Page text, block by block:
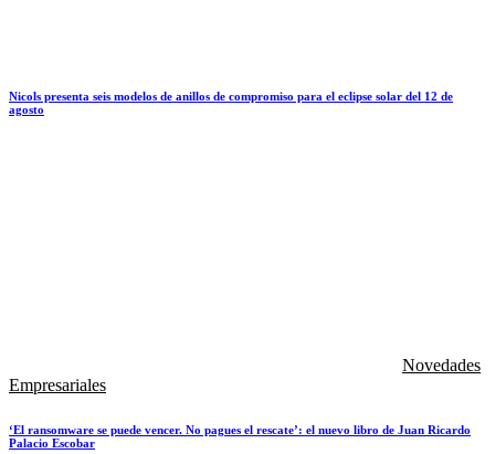
Nicols presenta seis modelos de anillos de compromiso para el eclipse solar del 12 de
agosto
Novedades
Empresariales
‘El ransomware se puede vencer. No pagues el rescate’: el nuevo libro de Juan Ricardo
Palacio Escobar